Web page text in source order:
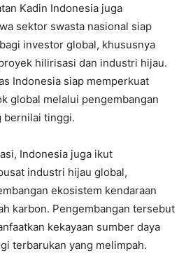
Kadin Indonesia juga
sektor swasta nasional siap
investor global, khususnya
hilirisasi dan industri hijau.
Indonesia siap memperkuat
global melalui pengembangan
bernilai tinggi.
Indonesia juga ikut
industri hijau global,
ekosistem kendaraan
karbon. Pengembangan tersebut
kekayaan sumber daya
terbarukan yang melimpah.